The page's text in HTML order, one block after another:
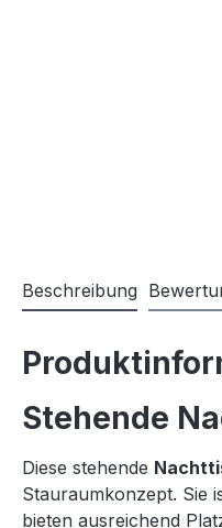
Beschreibung
Stehende
Diese stehende
Stauraumkonzept. Sie
bieten ausreichend